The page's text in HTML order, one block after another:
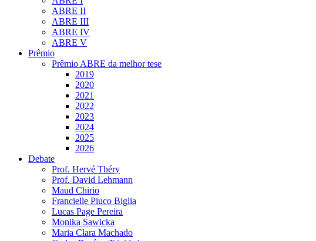
ABRE II
ABRE III
ABRE IV
ABRE V
Prêmio
Prêmio ABRE da melhor tese
2019
2020
2021
2022
2023
2024
2025
2026
Debate
Prof. Hervé Théry
Prof. David Lehmann
Maud Chirio
Francielle Piuco Biglia
Lucas Page Pereira
Monika Sawicka
Maria Clara Machado